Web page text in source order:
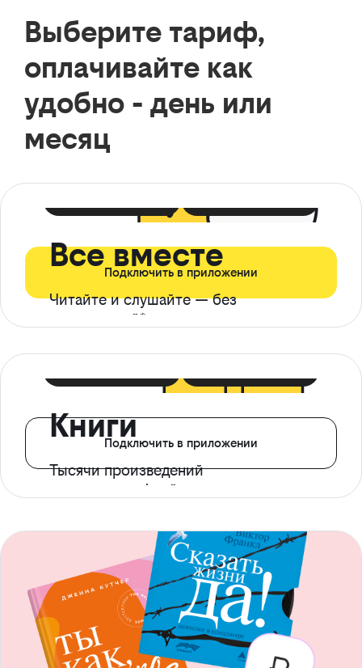
Выберите тариф,
оплачивайте как
удобно - день или
месяц
Все вместе
Читайте и слушайте — без
ограничений*
Подключить в приложении
Книги
Тысячи произведений
с доступом офлайн
Подключить в приложении